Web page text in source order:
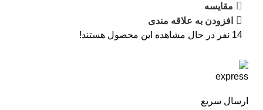
مقایسه
افزودن به علاقه مندی
14 نفر در حال مشاهده این محصول هستند!
ارسال سریع